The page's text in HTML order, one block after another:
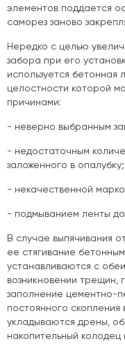
элементов поддается
саморез заново
Нередко с целью
забора при его
используется
целостности которой
причинами:
- неверно выбранным
- недостаточным
заложенного в опалубку;
- некачественной
- подмыванием ленты
В случае выпячивания
ее стягивание
устанавливаются с
возникновении трещин,
заполнение цементно-
постоянного
укладываются дрены,
накопительный колодец